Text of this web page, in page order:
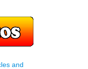
and